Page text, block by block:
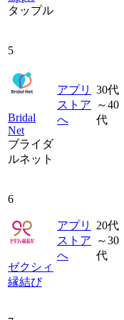
タップル
5
Bridal
Net
ブライダ
ルネット
アプリ
ストア
へ
30代
～40
代
6
ゼクシィ
縁結び
アプリ
ストア
へ
20代
～30
代